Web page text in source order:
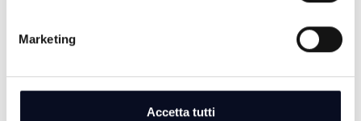
Marketing
Accetta tutti